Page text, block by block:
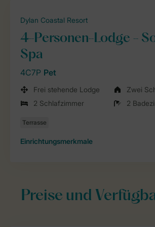
Dylan Coastal Resort
4-Personen-Lodge -
Spa
4C7P Pet
Frei stehende Lodge
Zwei
2 Schlafzimmer
2
Einrichtungsmerkmale
Preise und